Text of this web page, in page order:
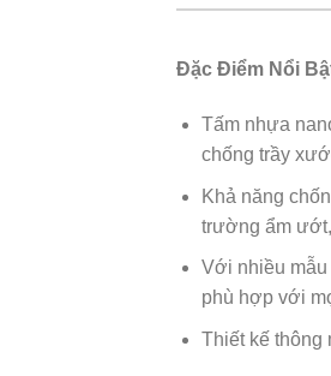
Đặc Điểm Nổi
Tấm nhựa
chống trầy
Khả năng
trường ẩm
Với nhiều mẫu
phù hợp với
Thiết kế thông